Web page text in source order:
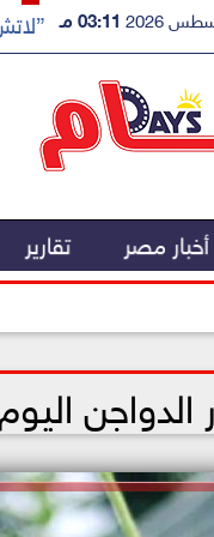
03:11 مـ
أخبار مصر تقارير
الدواجن